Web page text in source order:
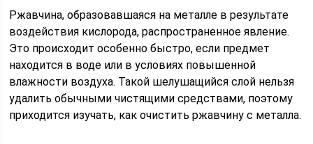
Ржавчина, образовавшаяся на металле в результате
воздействия кислорода, распространенное явление.
Это происходит особенно быстро, если предмет
находится в воде или в условиях повышенной
влажности воздуха. Такой шелушащийся слой нельзя
удалить обычными чистящими средствами, поэтому
приходится изучать, как очистить ржавчину с металла.